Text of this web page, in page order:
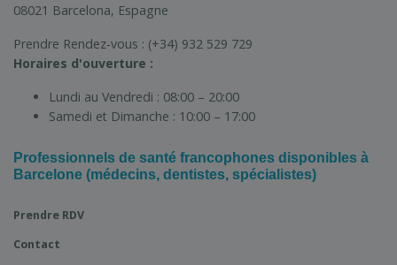
08021 Barcelona, Espagne
Prendre Rendez-vous : (+34) 932 529 729
Horaires d'ouverture :
Lundi au Vendredi : 08:00 – 20:00
Samedi et Dimanche : 10:00 – 17:00
Professionnels de santé francophones disponibles à
Barcelone (médecins, dentistes, spécialistes)
Prendre RDV
Contact